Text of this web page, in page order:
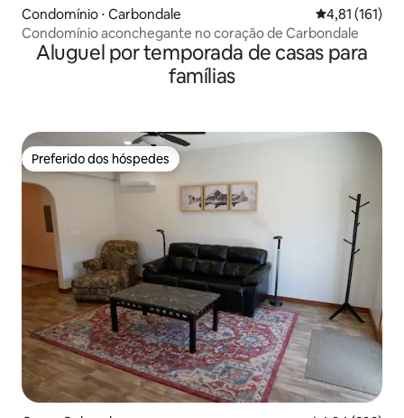
Condomínio ⋅ Carbondale 4,81 de uma
4,81 (161)
Condomínio aconchegante no coração de Carbondale
Aluguel por temporada de casas para
famílias
Preferido dos hóspedes
Preferido dos hóspedes